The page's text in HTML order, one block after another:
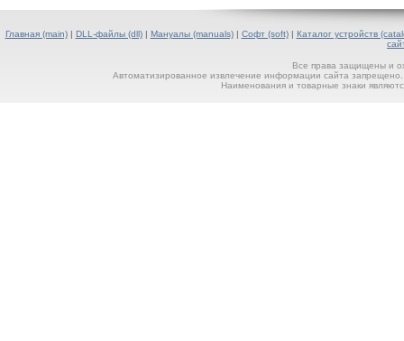
Главная (main)| DLL-файлы (dll)| Мануалы (manuals)| Софт (soft)|
Каталог устройств
Все права защищены и
Автоматизированное извлечение информации сайта
Наименования и товарные знаки